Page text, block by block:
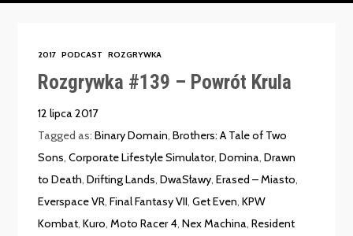
2017 PODCAST ROZGRYWKA
Rozgrywka #139 – Powrót Krula
12 lipca 2017
Tagged as:Binary Domain,Brothers: A Tale of Two
Sons,Corporate Lifestyle Simulator,Domina,Drawn
to Death,Drifting Lands,DwaSławy,Erased – Miasto,
Everspace VR,Final Fantasy VII,Get Even,KPW
Kombat,Kuro,Moto Racer 4,Nex Machina,Resident